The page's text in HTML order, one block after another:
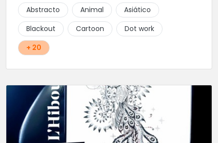
Abstracto Animal
Asiático
Blackout
Cartoon
Dot work
+ 20